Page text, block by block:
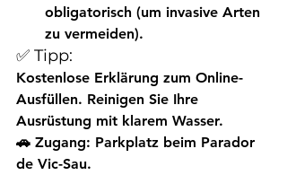
obligatorisch (um invasive Arten
zu vermeiden).
✅ Tipp:
Kostenlose Erklärung zum Online-
Ausfüllen. Reinigen Sie Ihre
Ausrüstung mit klarem Wasser.
🚗 Zugang: Parkplatz beim Parador
de Vic-Sau.